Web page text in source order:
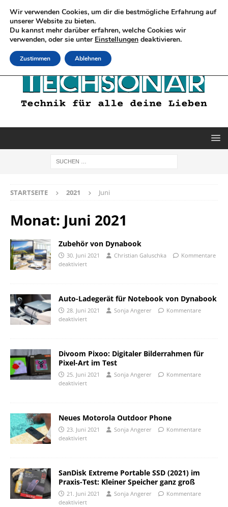
STARTSEITE 2021 Juni
Monat: Juni 2021
Zubehör von Dynabook
30. Juni 2021 Christian Galuschka
Kommentare
deaktiviert
Auto-Ladegerät für Notebook von Dynabook
28. Juni 2021 Sonja Angerer
Kommentare
deaktiviert
Divoom Pixoo: Digitaler Bilderrahmen für
Pixel-Art im Test
25. Juni 2021 Sonja Angerer
Kommentare
deaktiviert
Neues Motorola Outdoor Phone
23. Juni 2021 Sonja Angerer
Kommentare
deaktiviert
SanDisk Extreme Portable SSD (2021) im
Praxis-Test: Kleiner Speicher ganz groß
21. Juni 2021 Sonja Angerer
Kommentare
deaktiviert
Wir verwenden Cookies, um dir die bestmögliche Erfahrung auf
unserer Website zu bieten.
Du kannst mehr darüber erfahren, welche Cookies wir
verwenden, oder sie unter Einstellungen deaktivieren.
Zustimmen Ablehnen